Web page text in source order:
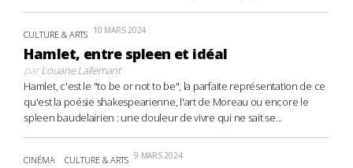
CULTURE & ARTS 10 MARS 2024
Hamlet, entre spleen et idéal
parLouane Lallemant
Hamlet, c'est le "to be or not to be", la parfaite représentation de ce
qu'est la poésie shakespearienne, l'art de Moreau ou encore le
spleen baudelairien : une douleur de vivre qui ne sait se...
CINÉMA CULTURE & ARTS 9 MARS 2024